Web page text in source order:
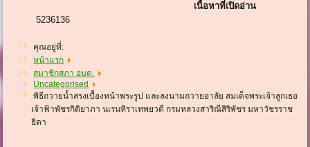
เนื้อหาที่เปิดอ่าน
5236136
คุณอยู่ที่:
หน้าแรก
สมาชิกสภา อบต.
Uncategorised
พิธีถวายน้ำสรงเบื้องหน้าพระรูป และลงนามถวายอาลัย สมเด็จพระเจ้าลูกเธอ
เจ้าฟ้าพัชรกิติยาภา นเรนทิราเทพยวดี กรมหลวงสาริณีสิริพัชร มหาวัชรราช
ธิดา